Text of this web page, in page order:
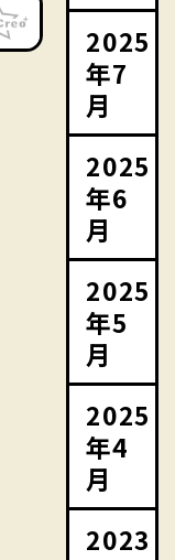
2025
年7
月
2025
年6
月
2025
年5
月
2025
年4
月
2023